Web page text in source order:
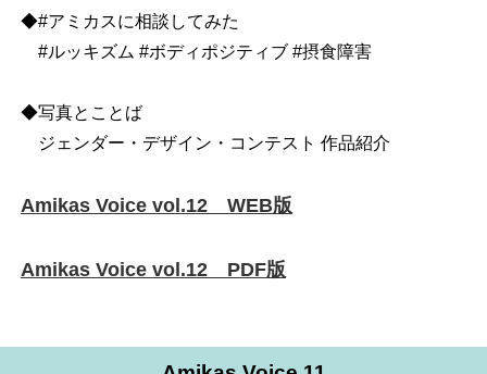
◆#アミカスに相談してみた
#ルッキズム #ボディポジティブ #摂食障害
◆写真とことば
ジェンダー・デザイン・コンテスト 作品紹介
Amikas Voice vol.12 WEB版
Amikas Voice vol.12 PDF版